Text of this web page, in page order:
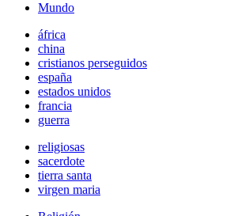
Mundo
áfrica
china
cristianos perseguidos
españa
estados unidos
francia
guerra
religiosas
sacerdote
tierra santa
virgen maria